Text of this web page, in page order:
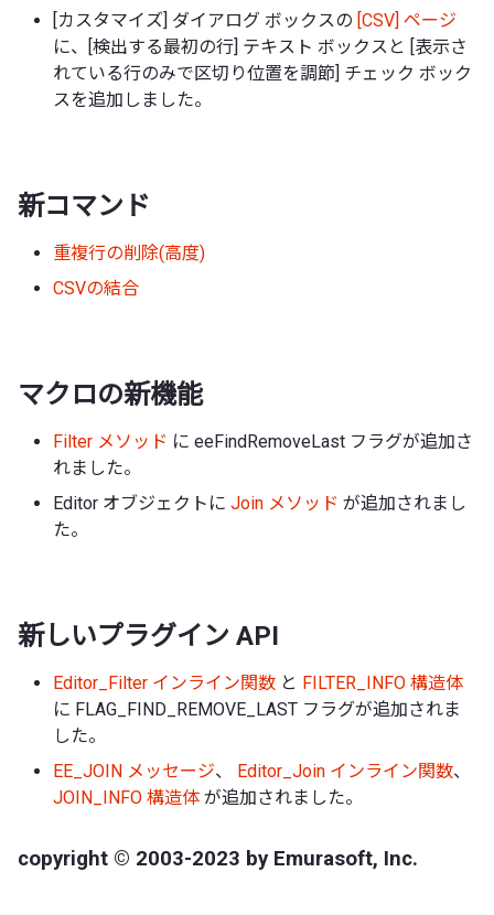
[カスタマイズ] ダイアログ ボックスの [CSV] ページ
に、[検出する最初の行] テキスト ボックスと [表示さ
れている行のみで区切り位置を調節] チェック ボック
スを追加しました。
新コマンド
重複行の削除(高度)
CSVの結合
マクロの新機能
Filter メソッド に eeFindRemoveLast フラグが追加さ
れました。
Editor オブジェクトに Join メソッド が追加されまし
た。
新しいプラグイン API
Editor_Filter インライン関数 と FILTER_INFO 構造体
に FLAG_FIND_REMOVE_LAST フラグが追加されま
した。
EE_JOIN メッセージ、 Editor_Join インライン関数、
JOIN_INFO 構造体 が追加されました。
copyright © 2003-2023 by Emurasoft, Inc.